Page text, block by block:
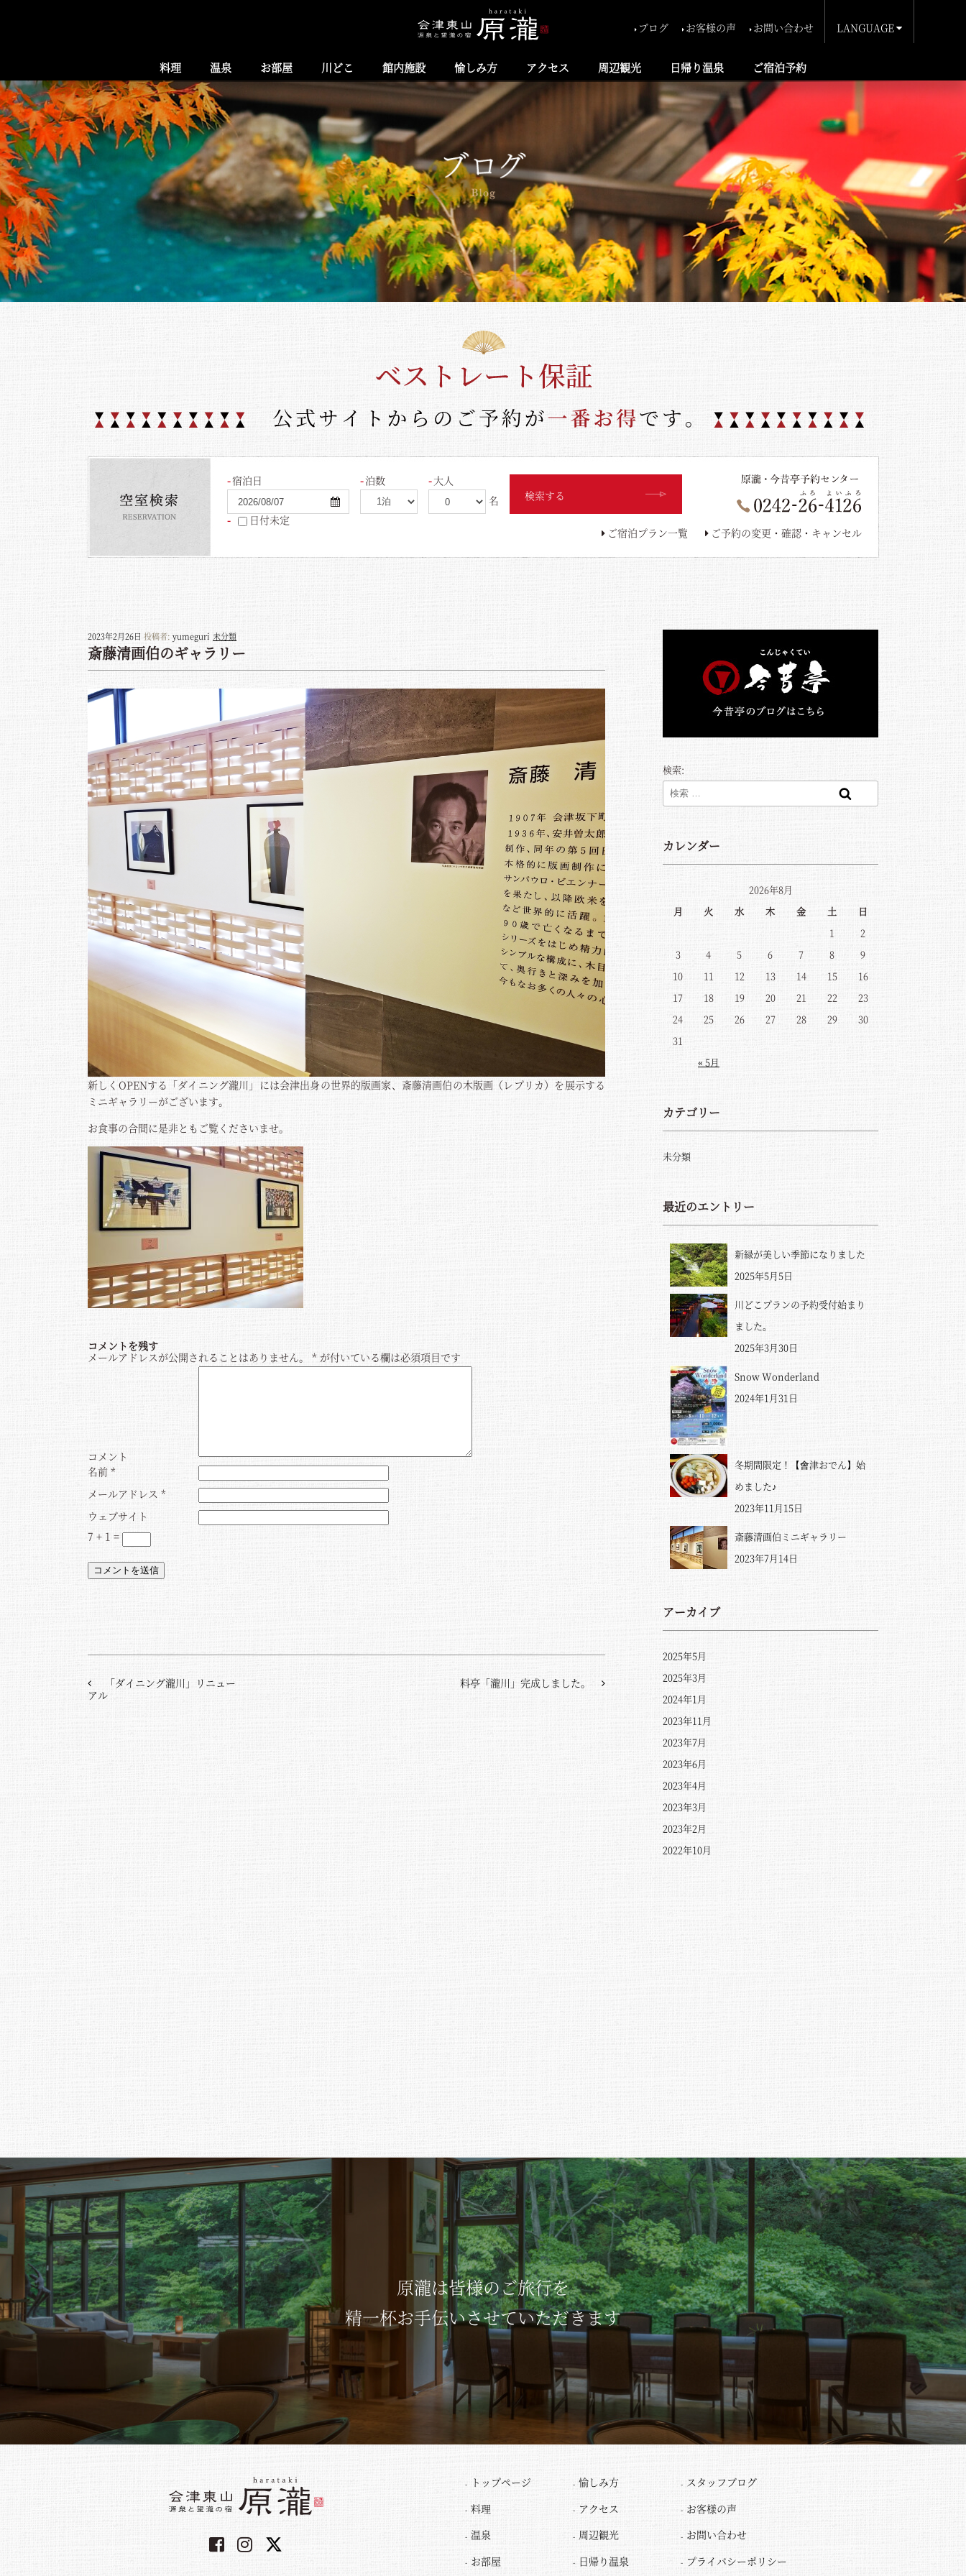
ブログ お客様の声 お問い合わせ LANGUAGE
料理 温泉 お部屋 川どこ 館内施設 愉しみ方 アクセス 周辺観光 日帰り温泉 ご宿泊予約
宿泊日
日付未定
泊数
大人
名
検索する
ご宿泊プラン一覧 ご予約の変更・確認・キャンセル
2023年2月26日 投稿者: yumeguri 未分類
斎藤清画伯のギャラリー
新しくOPENする「ダイニング瀧川」には会津出身の世界的版画家、斎藤清画伯の木版画（レプリカ）を展示する
ミニギャラリーがございます。
お食事の合間に是非ともご覧くださいませ。
コメントを残す
メールアドレスが公開されることはありません。
* が付いている欄は必須項目です
コメント
名前 *
メールアドレス *
ウェブサイト
7 + 1 =
「ダイニング瀧川」リニュー
アル
料亭「瀧川」完成しました。
検索:
カレンダー
2026年8月
月
火 水 木 金 土 日
« 5月
1
2
3
4 5 6 7 8
9
10
11 12 13 14 15
16
17
18 19 20 21 22
23
24
25 26 27 28 29
30
31
カテゴリー
未分類
最近のエントリー
新緑が美しい季節になりました
2025年5月5日
川どこプランの予約受付始まり
ました。
2025年3月30日
Snow Wonderland
2024年1月31日
冬期間限定！【會津おでん】始
めました♪
2023年11月15日
斎藤清画伯ミニギャラリー
2023年7月14日
アーカイブ
2025年5月
2025年3月
2024年1月
2023年11月
2023年7月
2023年6月
2023年4月
2023年3月
2023年2月
2022年10月
原瀧は皆様のご旅行を
精一杯お手伝いさせていただきます
トップページ
料理
温泉
お部屋
愉しみ方
アクセス
周辺観光
日帰り温泉
スタッフブログ
お客様の声
お問い合わせ
プライバシーポリシー